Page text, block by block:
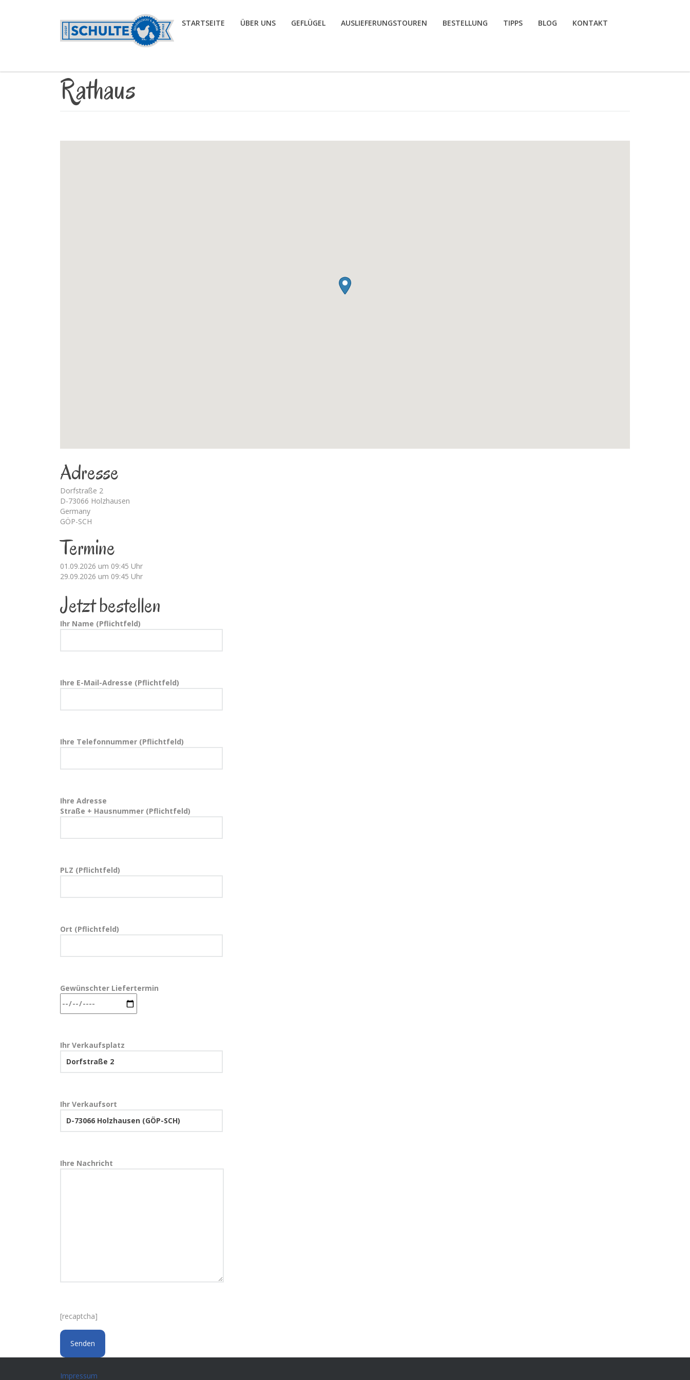
STARTSEITE ÜBER UNS GEFLÜGEL AUSLIEFERUNGSTOUREN BESTELLUNG TIPPS BLOG KONTAKT
Rathaus
Adresse
Dorfstraße 2
D-73066 Holzhausen
Germany
GÖP-SCH
Termine
01.09.2026 um 09:45 Uhr
29.09.2026 um 09:45 Uhr
Jetzt bestellen
Ihr Name (Pflichtfeld)
Ihre E-Mail-Adresse (Pflichtfeld)
Ihre Telefonnummer (Pflichtfeld)
Ihre Adresse
Straße + Hausnummer (Pflichtfeld)
PLZ (Pflichtfeld)
Ort (Pflichtfeld)
Gewünschter Liefertermin
Ihr Verkaufsplatz
Ihr Verkaufsort
Ihre Nachricht
[recaptcha]
Impressum